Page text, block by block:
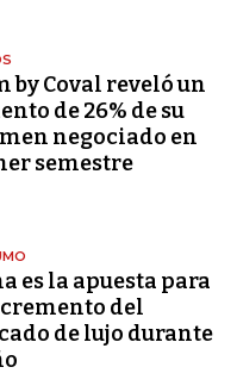
by Coval reveló un
de 26% de su
negociado en
semestre
es la apuesta para
del
de lujo durante